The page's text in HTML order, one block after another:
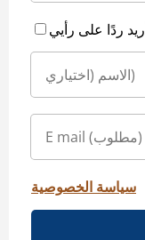
سياسة الخصوصية